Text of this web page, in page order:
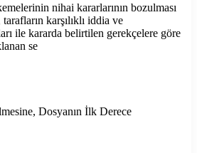
nihai kararlarının bozulması
karşılıklı iddia ve
ile kararda belirtilen gerekçelere göre
se
Dosyanın İlk Derece